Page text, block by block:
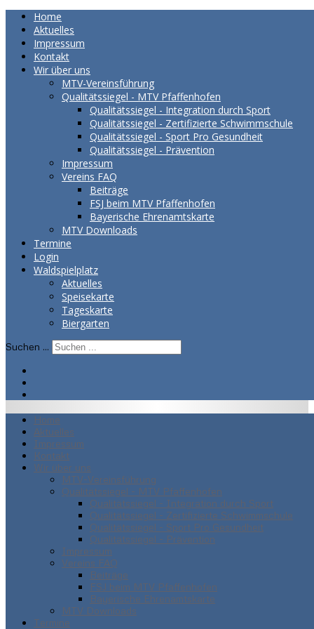
Home
Aktuelles
Impressum
Kontakt
Wir über uns
MTV-Vereinsführung
Qualitätssiegel - MTV Pfaffenhofen
Qualitätssiegel - Integration durch Sport
Qualitätssiegel - Zertifizierte Schwimmschule
Qualitätssiegel - Sport Pro Gesundheit
Qualitätssiegel - Prävention
Impressum
Vereins FAQ
Beiträge
FSJ beim MTV Pfaffenhofen
Bayerische Ehrenamtskarte
MTV Downloads
Termine
Login
Waldspielplatz
Aktuelles
Speisekarte
Tageskarte
Biergarten
Suchen ...
Home
Aktuelles
Impressum
Kontakt
Wir über uns
MTV-Vereinsführung
Qualitätssiegel - MTV Pfaffenhofen
Qualitätssiegel - Integration durch Sport
Qualitätssiegel - Zertifizierte Schwimmschule
Qualitätssiegel - Sport Pro Gesundheit
Qualitätssiegel - Prävention
Impressum
Vereins FAQ
Beiträge
FSJ beim MTV Pfaffenhofen
Bayerische Ehrenamtskarte
MTV Downloads
Termine